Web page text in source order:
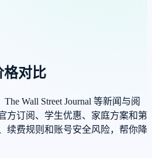
格对比
Wall Street Journal 等新闻与阅
方订阅、学生优惠、家庭方案和第
续费规则和账号安全风险，帮你降